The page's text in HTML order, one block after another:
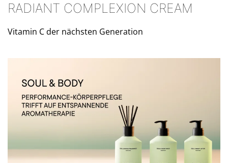
RADIANT COMPLEXION CREAM
Vitamin C der nächsten Generation